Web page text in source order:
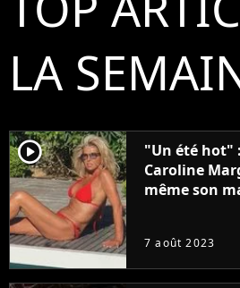
LA
player2
"Un été hot"
Caroline
même son
7 août 2023